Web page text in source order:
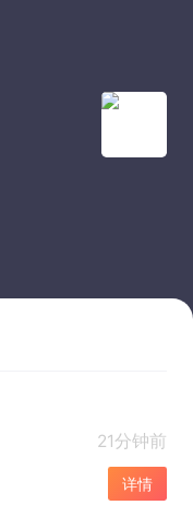
21分钟前
详情